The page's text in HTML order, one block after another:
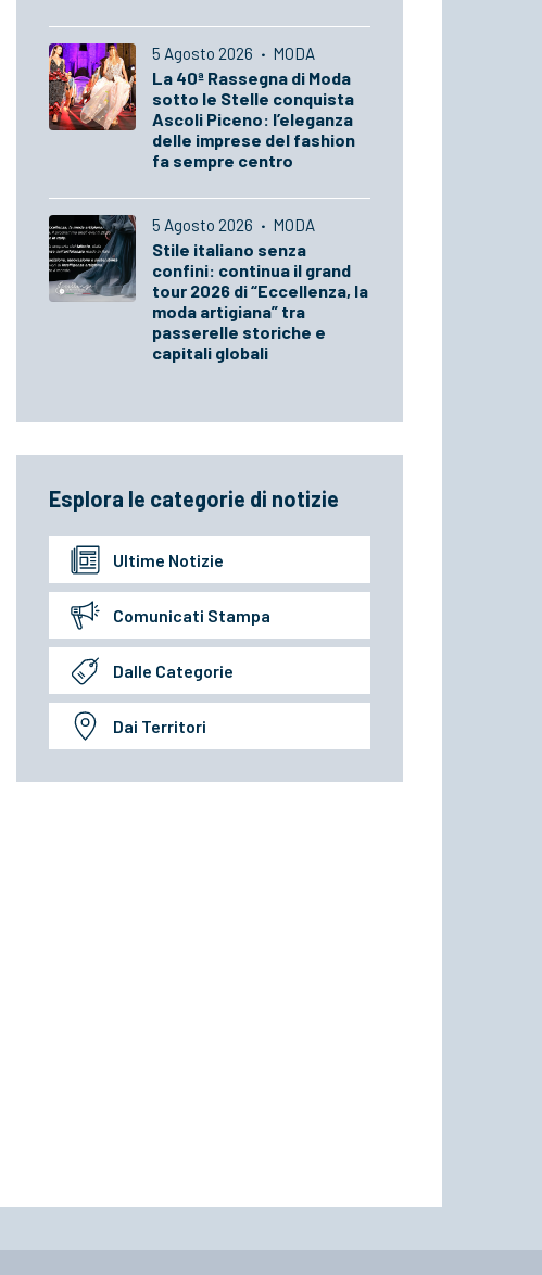
5 Agosto 2026 · MODA
La 40ª Rassegna di Moda
sotto le Stelle conquista
Ascoli Piceno: l’eleganza
delle imprese del fashion
fa sempre centro
5 Agosto 2026 · MODA
Stile italiano senza
confini: continua il grand
tour 2026 di “Eccellenza, la
moda artigiana” tra
passerelle storiche e
capitali globali
Esplora le categorie di notizie
Ultime Notizie
Comunicati Stampa
Dalle Categorie
Dai Territori